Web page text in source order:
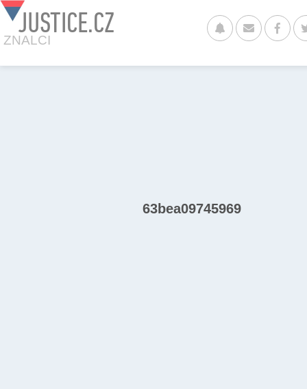
JUSTICE.CZ
ZNALCI
63bea09745969